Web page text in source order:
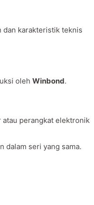
dan karakteristik teknis
oleh Winbond.
perangkat elektronik
dalam seri yang sama.